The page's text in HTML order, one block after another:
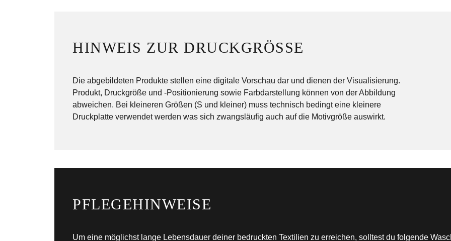
HINWEIS ZUR DRUCKGRÖSSE
Die abgebildeten Produkte stellen eine digitale Vorschau dar und dienen der Visualisierung.
Produkt, Druckgröße und -Positionierung sowie Farbdarstellung können von der Abbildung
abweichen. Bei kleineren Größen (S und kleiner) muss technisch bedingt eine kleinere
Druckplatte verwendet werden was sich zwangsläufig auch auf die Motivgröße auswirkt.
PFLEGEHINWEISE
Um eine möglichst lange Lebensdauer deiner bedruckten Textilien zu erreichen, solltest du folgende